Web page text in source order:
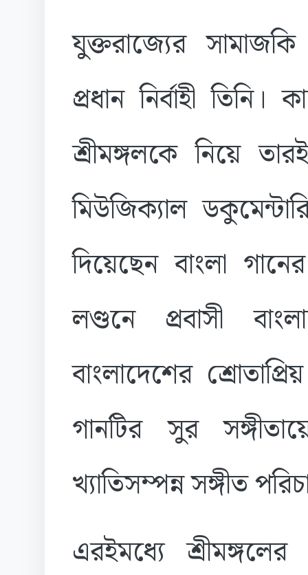
যুক্তরাজ্যের
প্রধান নির্বাহী
শ্রীমঙ্গলকে নিয়ে
মিউজিক্যাল
দিয়েছেন বাংলা
লণ্ডনে প্রবাসী
বাংলাদেশের
গানটির সুর
খ্যাতিসম্পন্ন সঙ্গীত
এরইমধ্যে